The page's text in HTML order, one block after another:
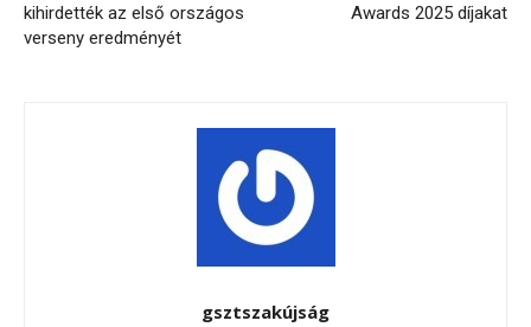
kihirdették az első országos
verseny eredményét
Awards 2025 díjakat
gsztszakújság